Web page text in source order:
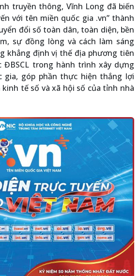
truyền thông, Vĩnh Long đã biến
với tên miền quốc gia .vn” thành
đổi số toàn dân, toàn diện, bền
sự đồng lòng và cách làm sáng
khẳng định vị thế địa phương tiên
ĐBSCL trong hành trình xây dựng
gia, góp phần thực hiện thắng lợi
tế số và xã hội số của tỉnh nhà